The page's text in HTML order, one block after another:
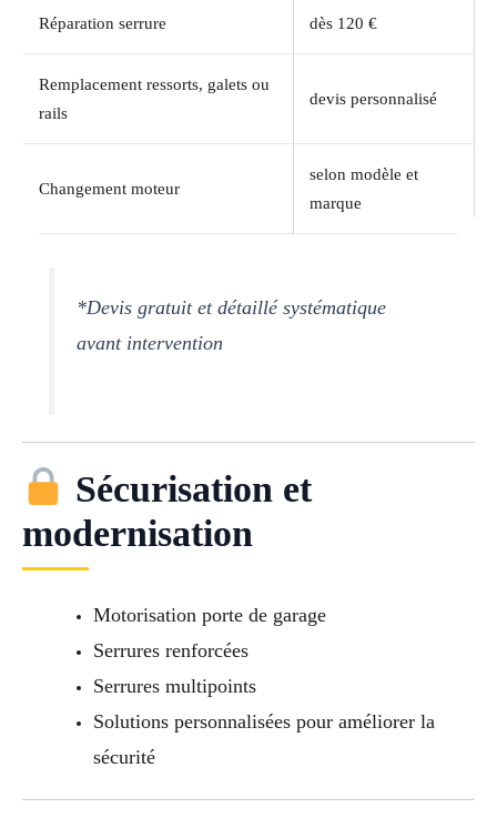
Réparation serrure dès 120 €
Remplacement ressorts, galets ou
rails
devis personnalisé
Changement moteur
selon modèle et
marque
*Devis gratuit et détaillé systématique
avant intervention
Sécurisation et
modernisation
Motorisation porte de garage
Serrures renforcées
Serrures multipoints
Solutions personnalisées pour améliorer la
sécurité